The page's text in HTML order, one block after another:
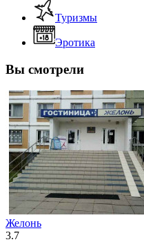
Туризмы
Эротика
Вы смотрели
Желонь
3.7